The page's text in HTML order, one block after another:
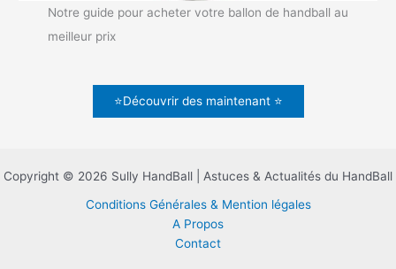
Notre guide pour acheter votre ballon de handball au
meilleur prix
⭐Découvrir des maintenant ⭐
Copyright © 2026 Sully HandBall | Astuces & Actualités du HandBall
Conditions Générales & Mention légales
A Propos
Contact